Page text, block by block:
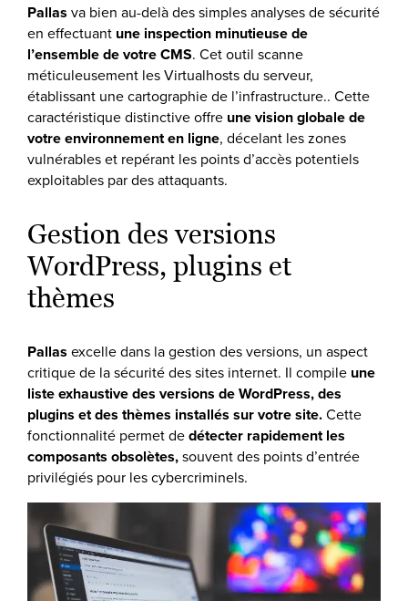
Pallas va bien au-delà des simples analyses de sécurité
en effectuant une inspection minutieuse de
l’ensemble de votre CMS. Cet outil scanne
méticuleusement les Virtualhosts du serveur,
établissant une cartographie de l’infrastructure.. Cette
caractéristique distinctive offre une vision globale de
votre environnement en ligne, décelant les zones
vulnérables et repérant les points d’accès potentiels
exploitables par des attaquants.
Gestion des versions
WordPress, plugins et
thèmes
Pallas excelle dans la gestion des versions, un aspect
critique de la sécurité des sites internet. Il compile une
liste exhaustive des versions de WordPress, des
plugins et des thèmes installés sur votre site.Cette
fonctionnalité permet dedétecter rapidement les
composants obsolètes,souvent des points d’entrée
privilégiés pour les cybercriminels.